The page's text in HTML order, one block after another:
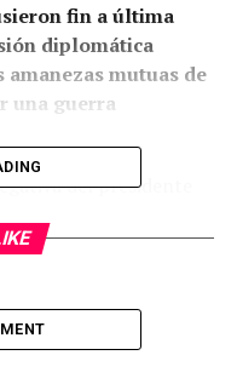
fin a última
diplomática
mutuas de
una guerra
del presidente
Unidos.
incluida la
los inmigrantes